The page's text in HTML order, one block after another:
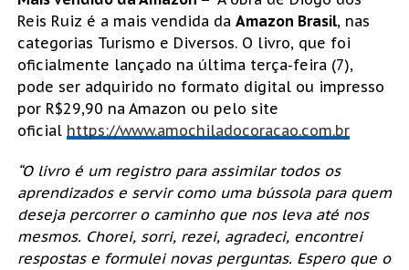
Reis Ruiz é a mais vendida da Amazon Brasil, nas
categorias Turismo e Diversos. O livro, que foi
oficialmente lançado na última terça-feira (7),
pode ser adquirido no formato digital ou impresso
por R$29,90 na Amazon ou pelo site
oficial https://www.amochiladocoracao.com.br
“O livro é um registro para assimilar todos os
aprendizados e servir como uma bússola para quem
deseja percorrer o caminho que nos leva até nos
mesmos. Chorei, sorri, rezei, agradeci, encontrei
respostas e formulei novas perguntas. Espero que o